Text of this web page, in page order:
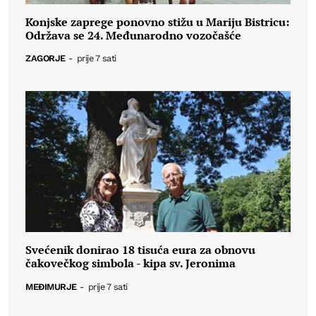
Konjske zaprege ponovno stižu u Mariju Bistricu:
Održava se 24. Međunarodno vozočašće
ZAGORJE - prije 7 sati
Svećenik donirao 18 tisuća eura za obnovu
čakovečkog simbola - kipa sv. Jeronima
MEĐIMURJE - prije 7 sati